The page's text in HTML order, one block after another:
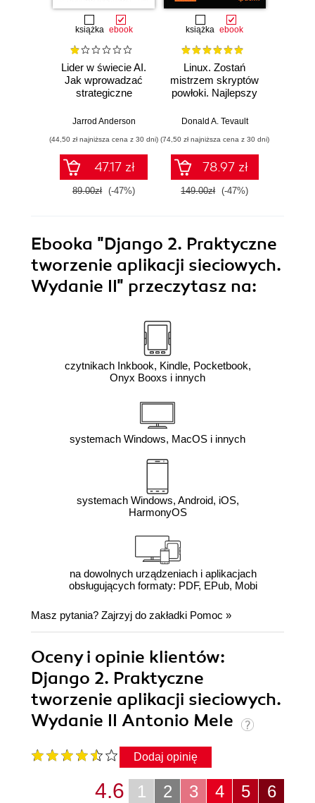
książka ebook
Lider w świecie AI.
Jak wprowadzać
strategiczne
biznes i
zespołowi w erze
sztucznej
inteligencji
Jarrod Anderson
(44,50 zł najniższa cena z 30 dni)
47.17 zł
89.00zł (-47%)
książka ebook
Linux. Zostań
mistrzem skryptów
powłoki. Najlepszy
którym
zautomatyzujesz i
usprawnisz każde
zadanie
Donald A. Tevault
(74,50 zł najniższa cena z 30 dni)
78.97 zł
149.00zł (-47%)
Ebooka "Django 2. Praktyczne
tworzenie aplikacji sieciowych.
Wydanie II" przeczytasz na:
czytnikach Inkbook, Kindle, Pocketbook,
Onyx Booxs i innych
systemach Windows, MacOS i innych
systemach Windows, Android, iOS,
HarmonyOS
na dowolnych urządzeniach i aplikacjach
obsługujących formaty: PDF, EPub, Mobi
Masz pytania? Zajrzyj do zakładki Pomoc »
Oceny i opinie klientów:
Django 2. Praktyczne
tworzenie aplikacji sieciowych.
Wydanie II Antonio Mele
Dodaj opinię
6
5
4
3
2
1
4.6